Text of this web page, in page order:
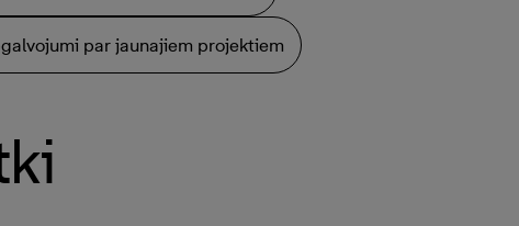
par jaunajiem projektiem